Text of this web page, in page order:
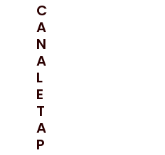
C
A
N
A
L
E
T
A
P